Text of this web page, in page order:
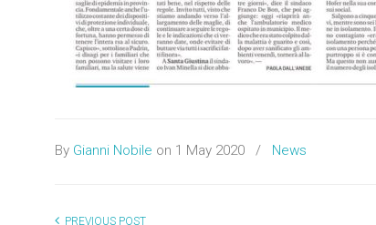
By Gianni Nobile on 1 May 2020 / News
PREVIOUS POST